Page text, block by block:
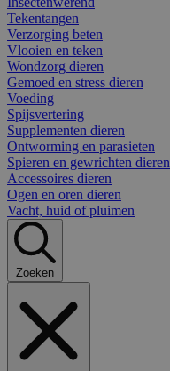
Tekentangen
Verzorging beten
Vlooien en teken
Wondzorg dieren
Gemoed en stress dieren
Voeding
Spijsvertering
Supplementen dieren
Ontworming en parasieten
Spieren en gewrichten dieren
Accessoires dieren
Ogen en oren dieren
Vacht, huid of pluimen
Zoeken